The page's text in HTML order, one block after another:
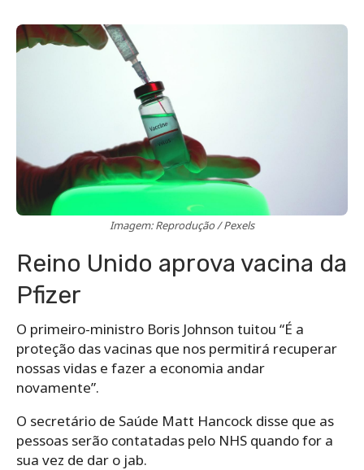
Imagem: Reprodução / Pexels
Reino Unido aprova vacina da
Pfizer
O primeiro-ministro Boris Johnson tuitou “É a
proteção das vacinas que nos permitirá recuperar
nossas vidas e fazer a economia andar
novamente”.
O secretário de Saúde Matt Hancock disse que as
pessoas serão contatadas pelo NHS quando for a
sua vez de dar o jab.